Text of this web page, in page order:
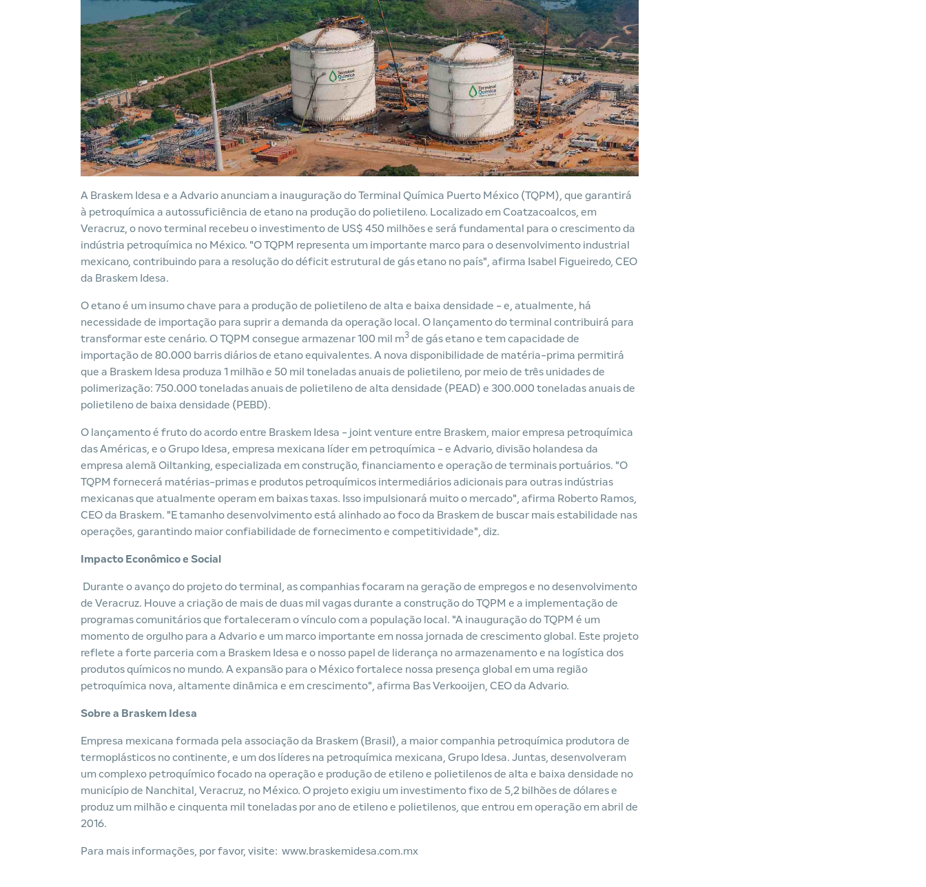
A Braskem Idesa e a Advario anunciam a inauguração do Terminal Química Puerto México (TQPM), que garantirá
à petroquímica a autossuficiência de etano na produção do polietileno. Localizado em Coatzacoalcos, em
Veracruz, o novo terminal recebeu o investimento de US$ 450 milhões e será fundamental para o crescimento da
indústria petroquímica no México. "O TQPM representa um importante marco para o desenvolvimento industrial
mexicano, contribuindo para a resolução do déficit estrutural de gás etano no país", afirma Isabel Figueiredo, CEO
da Braskem Idesa.
O etano é um insumo chave para a produção de polietileno de alta e baixa densidade - e, atualmente, há
necessidade de importação para suprir a demanda da operação local. O lançamento do terminal contribuirá para
transformar este cenário. O TQPM consegue armazenar 100 mil m3 de gás etano e tem capacidade de
importação de 80.000 barris diários de etano equivalentes. A nova disponibilidade de matéria-prima permitirá
que a Braskem Idesa produza 1 milhão e 50 mil toneladas anuais de polietileno, por meio de três unidades de
polimerização: 750.000 toneladas anuais de polietileno de alta densidade (PEAD) e 300.000 toneladas anuais de
polietileno de baixa densidade (PEBD).
O lançamento é fruto do acordo entre Braskem Idesa - joint venture entre Braskem, maior empresa petroquímica
das Américas, e o Grupo Idesa, empresa mexicana líder em petroquímica - e Advario, divisão holandesa da
empresa alemã Oiltanking, especializada em construção, financiamento e operação de terminais portuários. "O
TQPM fornecerá matérias-primas e produtos petroquímicos intermediários adicionais para outras indústrias
mexicanas que atualmente operam em baixas taxas. Isso impulsionará muito o mercado", afirma Roberto Ramos,
CEO da Braskem. "E tamanho desenvolvimento está alinhado ao foco da Braskem de buscar mais estabilidade nas
operações, garantindo maior confiabilidade de fornecimento e competitividade", diz.
Impacto Econômico e Social
Durante o avanço do projeto do terminal, as companhias focaram na geração de empregos e no desenvolvimento
de Veracruz. Houve a criação de mais de duas mil vagas durante a construção do TQPM e a implementação de
programas comunitários que fortaleceram o vínculo com a população local. "A inauguração do TQPM é um
momento de orgulho para a Advario e um marco importante em nossa jornada de crescimento global. Este projeto
reflete a forte parceria com a Braskem Idesa e o nosso papel de liderança no armazenamento e na logística dos
produtos químicos no mundo. A expansão para o México fortalece nossa presença global em uma região
petroquímica nova, altamente dinâmica e em crescimento", afirma Bas Verkooijen, CEO da Advario.
Sobre a Braskem Idesa
Empresa mexicana formada pela associação da Braskem (Brasil), a maior companhia petroquímica produtora de
termoplásticos no continente, e um dos líderes na petroquímica mexicana, Grupo Idesa. Juntas, desenvolveram
um complexo petroquímico focado na operação e produção de etileno e polietilenos de alta e baixa densidade no
município de Nanchital, Veracruz, no México. O projeto exigiu um investimento fixo de 5,2 bilhões de dólares e
produz um milhão e cinquenta mil toneladas por ano de etileno e polietilenos, que entrou em operação em abril de
2016.
Para mais informações, por favor, visite: www.braskemidesa.com.mx